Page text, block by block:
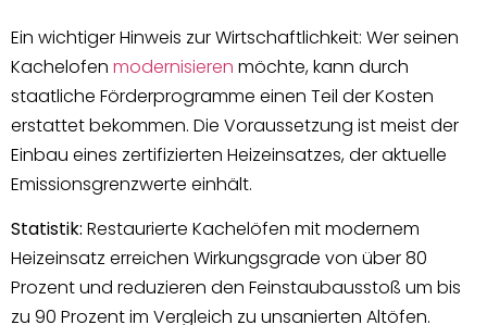
Ein wichtiger Hinweis zur Wirtschaftlichkeit: Wer seinen
Kachelofen modernisieren möchte, kann durch
staatliche Förderprogramme einen Teil der Kosten
erstattet bekommen. Die Voraussetzung ist meist der
Einbau eines zertifizierten Heizeinsatzes, der aktuelle
Emissionsgrenzwerte einhält.
Statistik: Restaurierte Kachelöfen mit modernem
Heizeinsatz erreichen Wirkungsgrade von über 80
Prozent und reduzieren den Feinstaubausstoß um bis
zu 90 Prozent im Vergleich zu unsanierten Altöfen.